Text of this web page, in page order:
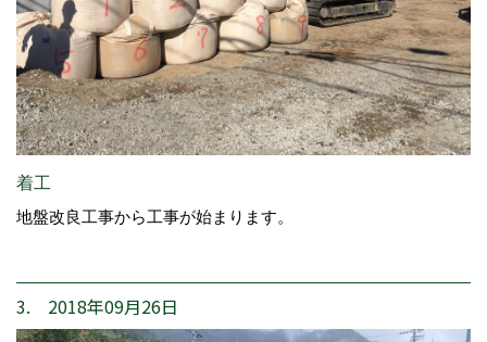
着工
地盤改良工事から工事が始まります。
3. 2018年09月26日